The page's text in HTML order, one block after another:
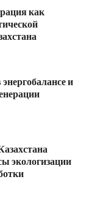
как
и
экологизации